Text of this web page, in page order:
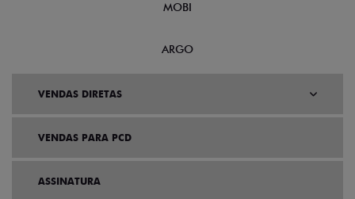
MOBI
ARGO
VENDAS DIRETAS
VENDAS PARA PCD
ASSINATURA